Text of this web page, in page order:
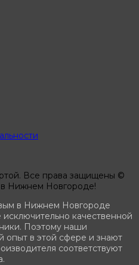
Все права защищены ©
в Нижнем Новгороде!
в Нижнем Новгороде
качественной
Поэтому наши
опыт в этой сфере и знают
соответствуют